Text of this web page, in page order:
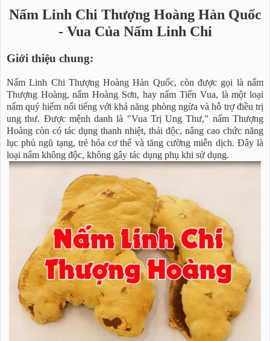
Nấm Linh Chi Thượng Hoàng Hàn Quốc
- Vua Của Nấm Linh Chi
Giới thiệu chung:
Nấm Linh Chi Thượng Hoàng Hàn Quốc, còn được gọi là nấm
Thượng Hoàng, nấm Hoàng Sơn, hay nấm Tiến Vua, là một loại
nấm quý hiếm nổi tiếng với khả năng phòng ngừa và hỗ trợ điều trị
ung thư. Được mệnh danh là "Vua Trị Ung Thư," nấm Thượng
Hoàng còn có tác dụng thanh nhiệt, thải độc, nâng cao chức năng
lục phủ ngũ tạng, trẻ hóa cơ thể và tăng cường miễn dịch. Đây là
loại nấm không độc, không gây tác dụng phụ khi sử dụng.